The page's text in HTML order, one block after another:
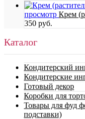
просмотр Крем
350 руб.
Каталог
Кондитерский
Кондитерские
Готовый декор
Коробки для
Товары для фуд
подставки)